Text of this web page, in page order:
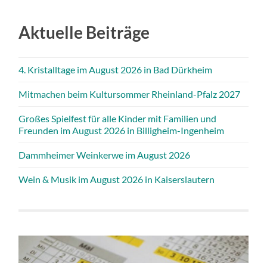
Aktuelle Beiträge
4. Kristalltage im August 2026 in Bad Dürkheim
Mitmachen beim Kultursommer Rheinland-Pfalz 2027
Großes Spielfest für alle Kinder mit Familien und
Freunden im August 2026 in Billigheim-Ingenheim
Dammheimer Weinkerwe im August 2026
Wein & Musik im August 2026 in Kaiserslautern